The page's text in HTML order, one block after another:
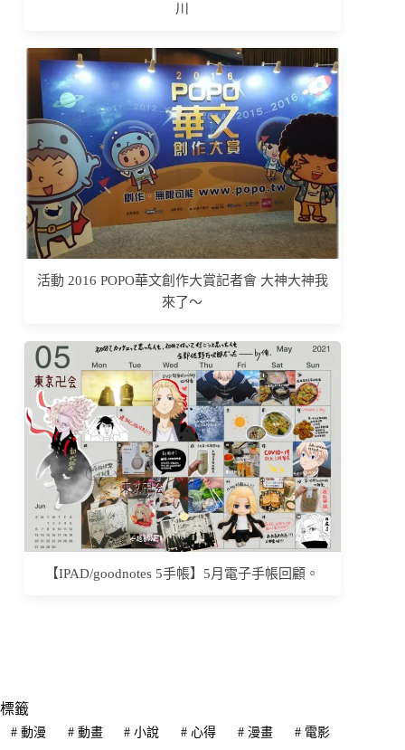
川
活動 2016 POPO華文創作大賞記者會 大神大神我
來了～
【IPAD/goodnotes 5手帳】5月電子手帳回顧。
標籤
#動漫 #動畫 # 小說 # 心得 # 漫畫 #電影